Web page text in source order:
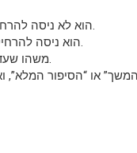
הוא לא ניסה להרחיק אותה מהאוטובוס.
הוא ניסה להרחיק אותה ממשהו אחר.
משהו שעדיין חיכה בתוך הבית.
או “הסיפור